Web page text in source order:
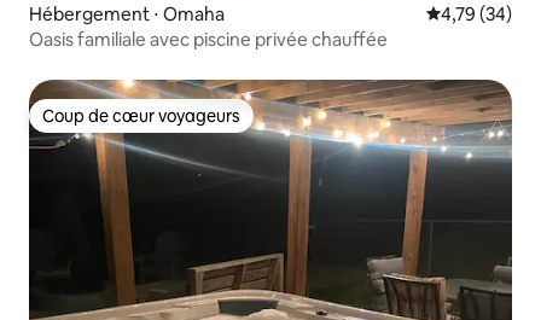
Hébergement ⋅ Omaha Évaluation
4,79 (34)
Oasis familiale avec piscine privée chauffée
Coup de cœur voyageurs
Coup de cœur voyageurs